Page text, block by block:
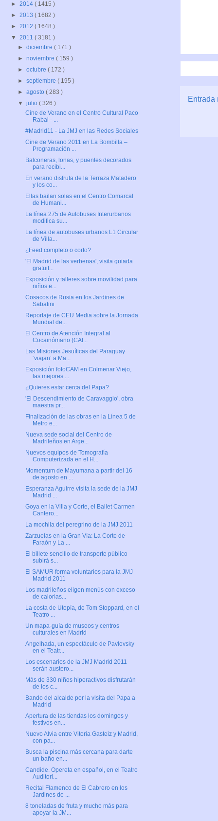
Entrada
► 2014 ( 1415 )
► 2013 ( 1682 )
► 2012 ( 1648 )
▼ 2011 ( 3181 )
►diciembre( 171 )
►noviembre( 159 )
►octubre( 172 )
►septiembre( 195 )
►agosto( 283 )
▼julio( 326 )
Cine de Verano en el Centro Cultural Paco
Rabal - ...
#Madrid11 - La JMJ en las Redes Sociales
Cine de Verano 2011 en La Bombilla –
Programación ...
Balconeras, lonas, y puentes decorados
para recibi...
En verano disfruta de la Terraza Matadero
y los co...
Ellas bailan solas en el Centro Comarcal
de Humani...
La línea 275 de Autobuses Interurbanos
modifica su...
La línea de autobuses urbanos L1 Circular
de Villa...
¿Feed completo o corto?
'El Madrid de las verbenas', visita guiada
gratuit...
Exposición y talleres sobre movilidad para
niños e...
Cosacos de Rusia en los Jardines de
Sabatini
Reportaje de CEU Media sobre la Jornada
Mundial de...
El Centro de Atención Integral al
Cocainómano (CAI...
Las Misiones Jesuíticas del Paraguay
‘viajan’ a Ma...
Exposición fotoCAM en Colmenar Viejo,
las mejores ...
¿Quieres estar cerca del Papa?
'El Descendimiento de Caravaggio', obra
maestra pr...
Finalización de las obras en la Línea 5 de
Metro e...
Nueva sede social del Centro de
Madrileños en Arge...
Nuevos equipos de Tomografía
Computerizada en el H...
Momentum de Mayumana a partir del 16
de agosto en ...
Esperanza Aguirre visita la sede de la JMJ
Madrid ...
Goya en la Villa y Corte, el Ballet Carmen
Cantero...
La mochila del peregrino de la JMJ 2011
Zarzuelas en la Gran Vía: La Corte de
Faraón y La ...
El billete sencillo de transporte público
subirá s...
El SAMUR forma voluntarios para la JMJ
Madrid 2011
Los madrileños eligen menús con exceso
de calorías...
La costa de Utopía, de Tom Stoppard, en el
Teatro ...
Un mapa-guía de museos y centros
culturales en Madrid
Angelhada, un espectáculo de Pavlovsky
en el Teatr...
Los escenarios de la JMJ Madrid 2011
serán austero...
Más de 330 niños hiperactivos disfrutarán
de los c...
Bando del alcalde por la visita del Papa a
Madrid
Apertura de las tiendas los domingos y
festivos en...
Nuevo Alvia entre Vitoria Gasteiz y Madrid,
con pa...
Busca la piscina más cercana para darte
un baño en...
Candide. Opereta en español, en el Teatro
Auditori...
Recital Flamenco de El Cabrero en los
Jardines de ...
8 toneladas de fruta y mucho más para
apoyar la JM...